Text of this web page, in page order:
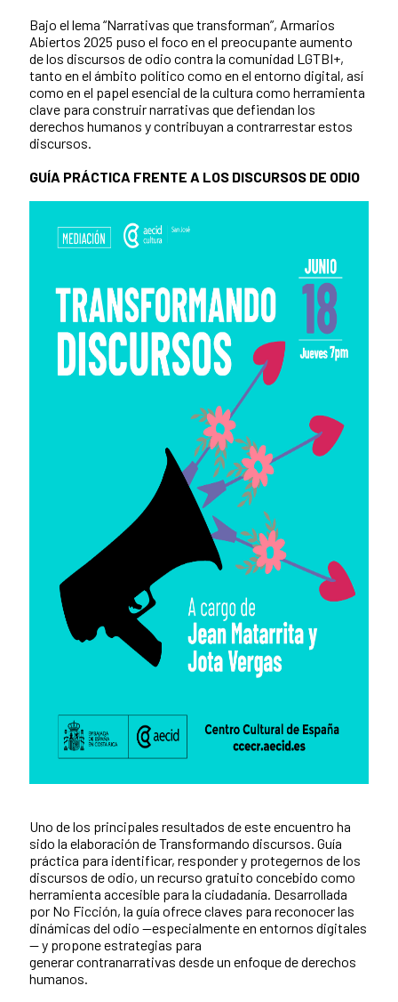
Bajo el lema “Narrativas que transforman”, Armarios
Abiertos 2025 puso el foco en el preocupante aumento
de los discursos de odio contra la comunidad LGTBI+,
tanto en el ámbito político como en el entorno digital, así
como en el papel esencial de la cultura como herramienta
clave para construir narrativas que defiendan los
derechos humanos y contribuyan a contrarrestar estos
discursos.
GUÍA PRÁCTICA FRENTE A LOS DISCURSOS DE ODIO
Uno de los principales resultados de este encuentro ha
sido la elaboración de Transformando discursos. Guía
práctica para identificar, responder y protegernos de los
discursos de odio, un recurso gratuito concebido como
herramienta accesible para la ciudadanía. Desarrollada
por No Ficción, la guía ofrece claves para reconocer las
dinámicas del odio —especialmente en entornos digitales
— y propone estrategias para
generar contranarrativas desde un enfoque de derechos
humanos.